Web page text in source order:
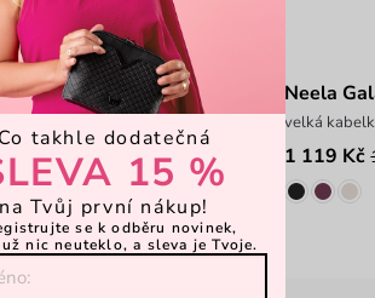
Blue
kůže
Neela
velká
1 119 Kč
Co takhle dodatečná
15 %
na Tvůj první nákup!
se k odběru novinek,
nic neuteklo, a sleva je Tvoje.